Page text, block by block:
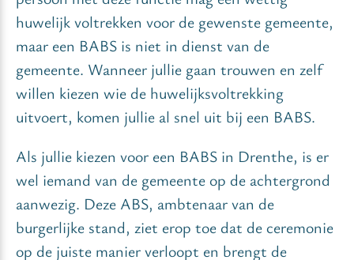
huwelijk voltrekken voor de gewenste gemeente,
maar een BABS is niet in dienst van de
gemeente. Wanneer jullie gaan trouwen en zelf
willen kiezen wie de huwelijksvoltrekking
uitvoert, komen jullie al snel uit bij een BABS.
Als jullie kiezen voor een BABS in Drenthe, is er
wel iemand van de gemeente op de achtergrond
aanwezig. Deze ABS, ambtenaar van de
burgerlijke stand, ziet erop toe dat de ceremonie
op de juiste manier verloopt en brengt de